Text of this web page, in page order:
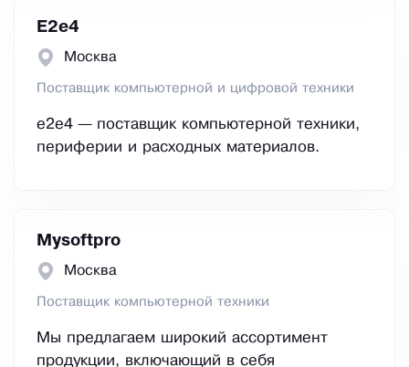
E2е4
Москва
Поставщик компьютерной и цифровой техники
e2e4 — поставщик компьютерной техники,
периферии и расходных материалов.
Mysoftpro
Москва
Поставщик компьютерной техники
Мы предлагаем широкий ассортимент
продукции, включающий в себя